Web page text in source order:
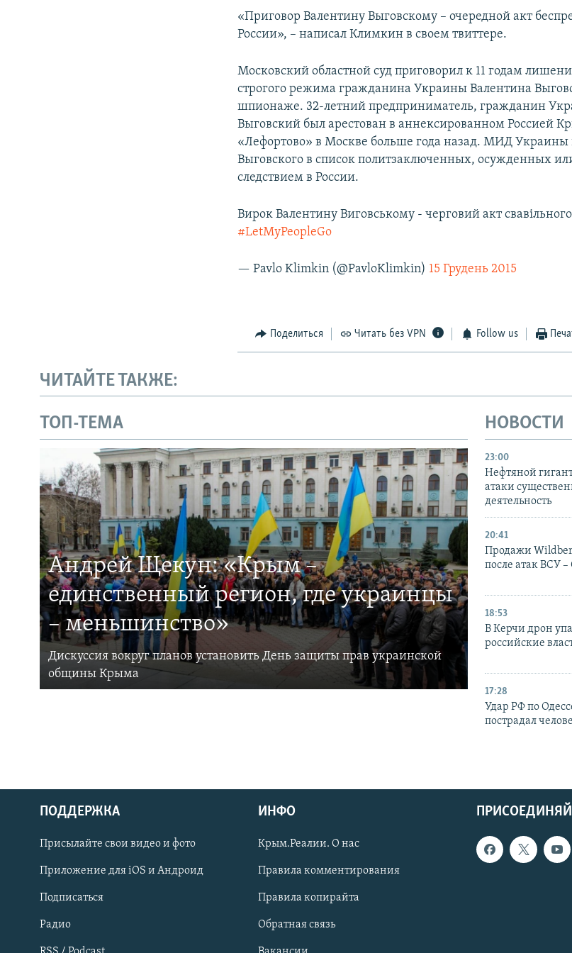
Українською
Qırımtatar
ПРИСОЕДИНЯЙТЕСЬ!
«Приговор Валентину Выговскому – очередной акт
России», – написал Климкин в своем твиттере.
Московский областной суд приговорил к 11 годам
строгого режима гражданина Украины Валентина
шпионаже. 32-летний предприниматель, гражданин
Выговский был арестован в аннексированном Россией
«Лефортово» в Москве больше года назад. МИД Украины
Выговского в список политзаключенных, осужденных
следствием в России.
Вирок Валентину Виговському - черговий акт свавільного
#LetMyPeopleGo
— Pavlo Klimkin (@PavloKlimkin) 15 Грудень 2015
Поделиться Читать без VPN Follow us
ЧИТАЙТЕ ТАКЖЕ:
ТОП-ТЕМА
Андрей Щекун: «Крым –
единственный регион, где украинцы
– меньшинство»
Дискуссия вокруг планов установить День защиты прав украинской
общины Крыма
НОВОСТИ
23:00
Нефтяной
атаки
деятельность
20:41
Продажи
после атак ВСУ
18:53
В Керчи дрон
российские
17:28
Удар РФ по
пострадал
ПОДДЕРЖКА
Присылайте свои видео и фото
Приложение для iOS и Андроид
Подписаться
Радио
ИНФО
Крым.Реалии. О нас
Правила комментирования
Правила копирайта
Обратная связь